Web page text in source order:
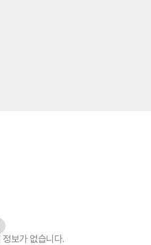
정보가 없습니다.